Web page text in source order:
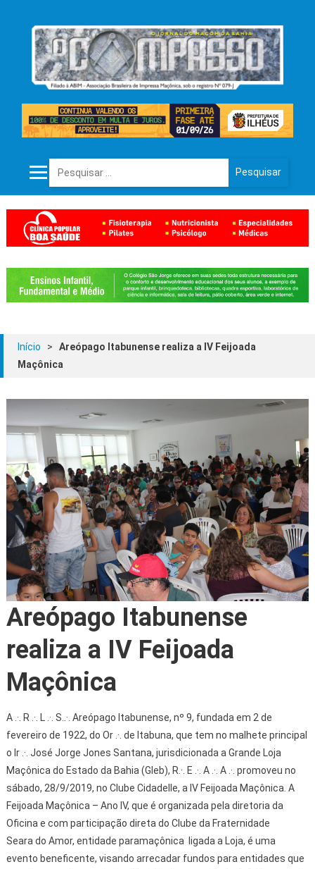
Pesquisar por:
Início >
Areópago Itabunense realiza a IV Feijoada
Maçônica
Areópago Itabunense
realiza a IV Feijoada
Maçônica
A .·. R .·. L .·. S..·. Areópago Itabunense, nº 9, fundada em 2 de
fevereiro de 1922, do Or .·. de Itabuna, que tem no malhete principal
o Ir .·. José Jorge Jones Santana, jurisdicionada a Grande Loja
Maçônica do Estado da Bahia (Gleb), R.·. E .·. A .·. A .·. promoveu no
sábado, 28/9/2019, no Clube Cidadelle, a IV Feijoada Maçônica. A
Feijoada Maçônica – Ano IV, que é organizada pela diretoria da
Oficina e com participação direta do Clube da Fraternidade
Seara do Amor, entidade paramaçônica ligada a Loja, é uma
evento beneficente, visando arrecadar fundos para entidades que